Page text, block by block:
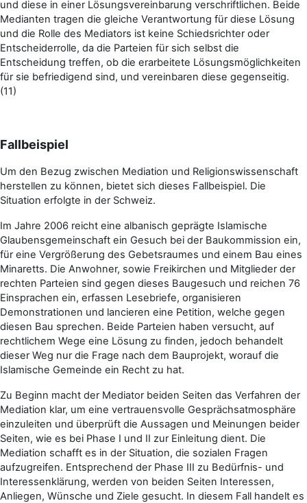
und diese in einer Lösungsvereinbarung verschriftlichen. Beide
Medianten tragen die gleiche Verantwortung für diese Lösung
und die Rolle des Mediators ist keine Schiedsrichter oder
Entscheiderrolle, da die Parteien für sich selbst die
Entscheidung treffen, ob die erarbeitete Lösungsmöglichkeiten
für sie befriedigend sind, und vereinbaren diese gegenseitig.
(11)
Fallbeispiel
Um den Bezug zwischen Mediation und Religionswissenschaft
herstellen zu können, bietet sich dieses Fallbeispiel. Die
Situation erfolgte in der Schweiz.
Im Jahre 2006 reicht eine albanisch geprägte Islamische
Glaubensgemeinschaft ein Gesuch bei der Baukommission ein,
für eine Vergrößerung des Gebetsraumes und einem Bau eines
Minaretts. Die Anwohner, sowie Freikirchen und Mitglieder der
rechten Parteien sind gegen dieses Baugesuch und reichen 76
Einsprachen ein, erfassen Lesebriefe, organisieren
Demonstrationen und lancieren eine Petition, welche gegen
diesen Bau sprechen. Beide Parteien haben versucht, auf
rechtlichem Wege eine Lösung zu finden, jedoch behandelt
dieser Weg nur die Frage nach dem Bauprojekt, worauf die
Islamische Gemeinde ein Recht zu hat.
Zu Beginn macht der Mediator beiden Seiten das Verfahren der
Mediation klar, um eine vertrauensvolle Gesprächsatmosphäre
einzuleiten und überprüft die Aussagen und Meinungen beider
Seiten, wie es bei Phase I und II zur Einleitung dient. Die
Mediation schafft es in der Situation, die sozialen Fragen
aufzugreifen. Entsprechend der Phase III zu Bedürfnis- und
Interessenklärung, werden von beiden Seiten Interessen,
Anliegen, Wünsche und Ziele gesucht. In diesem Fall handelt es